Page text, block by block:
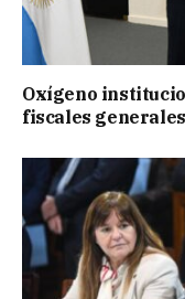
Oxígeno
fiscales generales